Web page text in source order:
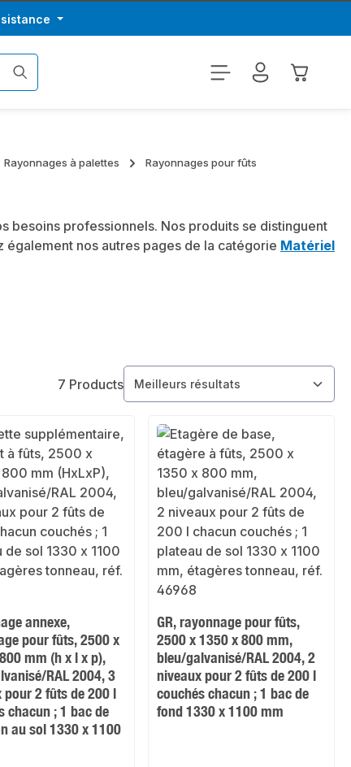
Le
Rayonnages à palettes Rayonnages pour fûts
besoins professionnels. Nos produits se distinguent
également nos autres pages de la catégorie Matériel
7 Products
annexe,
pour fûts, 2500 x
mm (h x l x p),
RAL 2004, 3
pour 2 fûts de 200 l
chacun ; 1 bac de
au sol 1330 x 1100
GR, rayonnage pour fûts,
2500 x 1350 x 800 mm,
bleu/galvanisé/RAL 2004, 2
niveaux pour 2 fûts de 200 l
couchés chacun ; 1 bac de
fond 1330 x 1100 mm